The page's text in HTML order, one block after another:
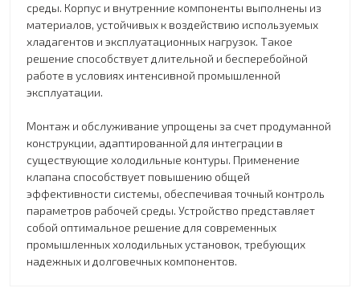
среды. Корпус и внутренние компоненты выполнены из
материалов, устойчивых к воздействию используемых
хладагентов и эксплуатационных нагрузок. Такое
решение способствует длительной и бесперебойной
работе в условиях интенсивной промышленной
эксплуатации.
Монтаж и обслуживание упрощены за счет продуманной
конструкции, адаптированной для интеграции в
существующие холодильные контуры. Применение
клапана способствует повышению общей
эффективности системы, обеспечивая точный контроль
параметров рабочей среды. Устройство представляет
собой оптимальное решение для современных
промышленных холодильных установок, требующих
надежных и долговечных компонентов.